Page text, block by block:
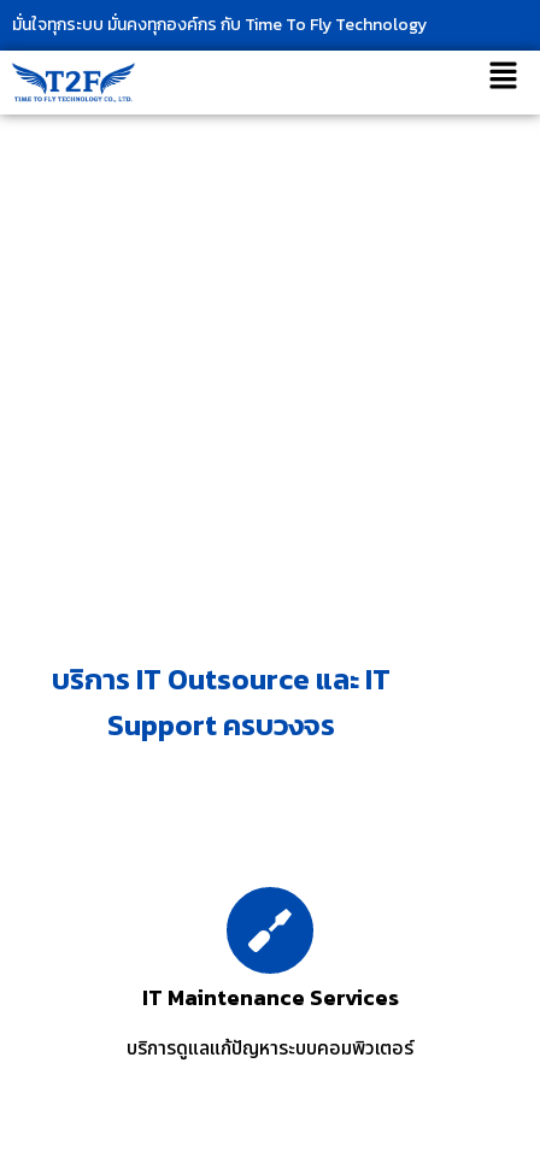
Skip
to
content
มั่นใจทุกระบบ มั่นคงทุกองค์กร กับ Time To Fly Technology
เมนู
บริการ IT Outsource และ IT
Support ครบวงจร
IT Maintenance Services
บริการดูแลแก้ปัญหาระบบคอมพิวเตอร์